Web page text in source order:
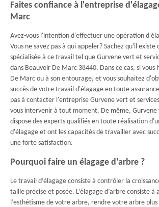
Faites confiance à l'entreprise
Marc
Avez-vous l'intention d'effectuer une opération
Vous ne savez pas à qui appeler? Sachez qu'il
spécialisée à ce travail tel que Gurvene vert et
dans Beauvoir De Marc 38440. Dans ce cas, si vous
De Marc ou à son entourage, et vous souhaitez
succès de votre travail d'élagage en toute
pas à contacter l'entreprise Gurvene vert et
vous intervenir à tout moment. De même, Gurvene
dispose des experts qualifiés en toute réalisation
d'élagage et ont les capacités de travailler avec
une forte satisfaction.
Pourquoi faire un élagage d’arbre ?
Le travail d’élagage consiste à contrôler la
taille précise et posée. L’élagage d’arbre consiste à
l’esthétisme de votre arbre, rendre votre arbre